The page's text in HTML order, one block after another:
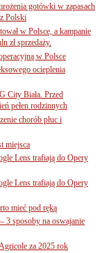
gotówki w zapasach
Polski
w Polsce, a kampanie
zł sprzedaży.
w Polsce
ocieplenia
City Biała. Przed
pełen rodzinnych
chorób płuc i
miejsca
Lens trafiają do Opery
Lens trafiają do Opery
mieć pod ręką
3 sposoby na oswajanie
za 2025 rok